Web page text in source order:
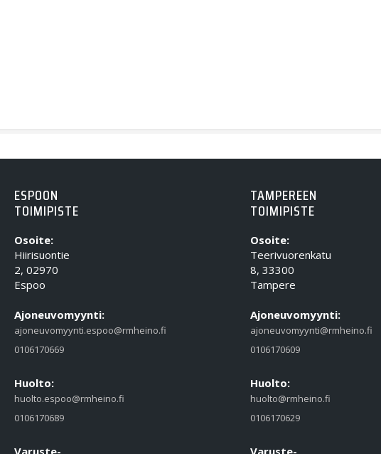
ESPOON
TOIMIPISTE
Osoite:
Hiirisuontie
2, 02970
Espoo
Ajoneuvomyynti:
ajoneuvomyynti.espoo@rmheino.fi
0106170669
Huolto:
huolto.espoo@rmheino.fi
0106170689
Varuste-
TAMPEREEN
TOIMIPISTE
Osoite:
Teerivuorenkatu
8, 33300
Tampere
Ajoneuvomyynti:
ajoneuvomyynti@rmheino.fi
0106170609
Huolto:
huolto@rmheino.fi
0106170629
Varuste-